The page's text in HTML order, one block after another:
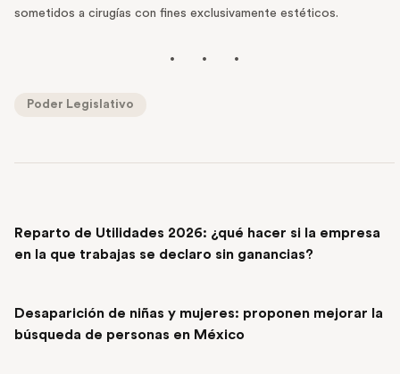
sometidos a cirugías con fines exclusivamente estéticos.
Poder Legislativo
Reparto de Utilidades 2026: ¿qué hacer si la empresa
en la que trabajas se declaro sin ganancias?
Desaparición de niñas y mujeres: proponen mejorar la
búsqueda de personas en México